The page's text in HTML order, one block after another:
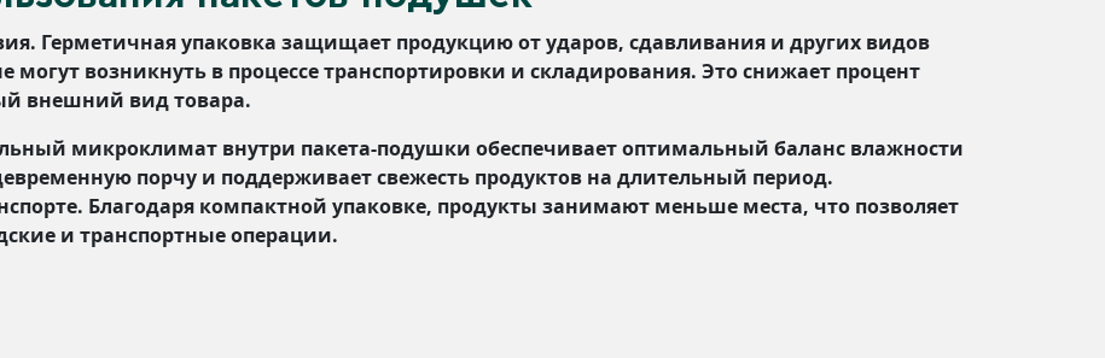
Герметичная упаковка защищает продукцию от ударов, сдавливания и других видов
могут возникнуть в процессе транспортировки и складирования. Это снижает процент
внешний вид товара.
микроклимат внутри пакета-подушки обеспечивает оптимальный баланс влажности
порчу и поддерживает свежесть продуктов на длительный период.
Благодаря компактной упаковке, продукты занимают меньше места, что позволяет
и транспортные операции.